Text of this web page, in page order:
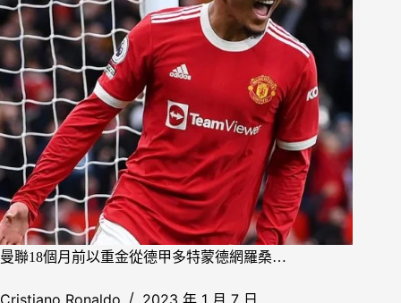
曼聯18個月前以重金從德甲多特蒙德網羅桑…